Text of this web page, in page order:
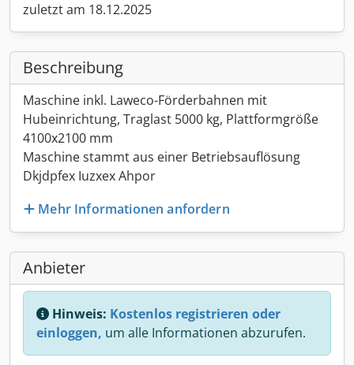
zuletzt am 18.12.2025
Beschreibung
Maschine inkl. Laweco-Förderbahnen mit
Hubeinrichtung, Traglast 5000 kg, Plattformgröße
4100x2100 mm
Maschine stammt aus einer Betriebsauflösung
Dkjdpfex Iuzxex Ahpor
Mehr Informationen anfordern
Anbieter
Hinweis: Kostenlos registrieren oder
einloggen, um alle Informationen abzurufen.